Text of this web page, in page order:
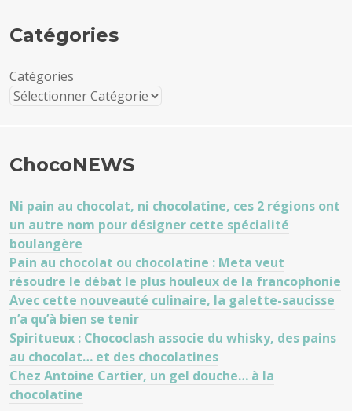
Catégories
Catégories
ChocoNEWS
Ni pain au chocolat, ni chocolatine, ces 2 régions ont
un autre nom pour désigner cette spécialité
boulangère
Pain au chocolat ou chocolatine : Meta veut
résoudre le débat le plus houleux de la francophonie
Avec cette nouveauté culinaire, la galette-saucisse
n’a qu’à bien se tenir
Spiritueux : Chococlash associe du whisky, des pains
au chocolat… et des chocolatines
Chez Antoine Cartier, un gel douche… à la
chocolatine